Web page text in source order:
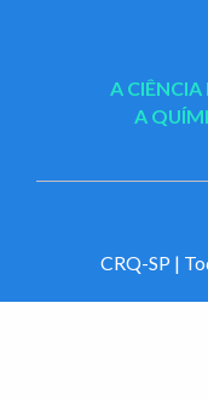
A CIÊNCIA
A
CRQ-SP |